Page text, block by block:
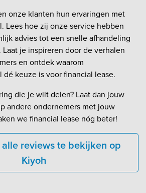
onze klanten hun ervaringen met
Lees hoe zij onze service hebben
advies tot een snelle afhandeling
je inspireren door de verhalen
en ontdek waarom
dé keuze is voor financial lease.
die je wilt delen? Laat dan jouw
andere ondernemers met jouw
we financial lease nóg beter!
reviews te bekijken op
Kiyoh